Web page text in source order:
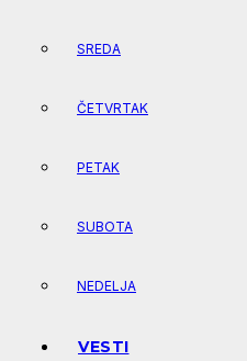
SREDA
ČETVRTAK
PETAK
SUBOTA
NEDELJA
VESTI